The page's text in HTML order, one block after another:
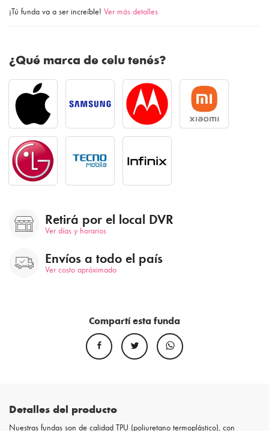
¡Tú funda va a ser increíble! Ver más detalles
¿Qué marca de celu tenés?
Retirá por el local DVR
Ver días y horarios
Envíos a todo el país
Ver costo apróximado
Compartí esta funda
Detalles del producto
Nuestras fundas son de calidad TPU (poliuretano termoplástico), con